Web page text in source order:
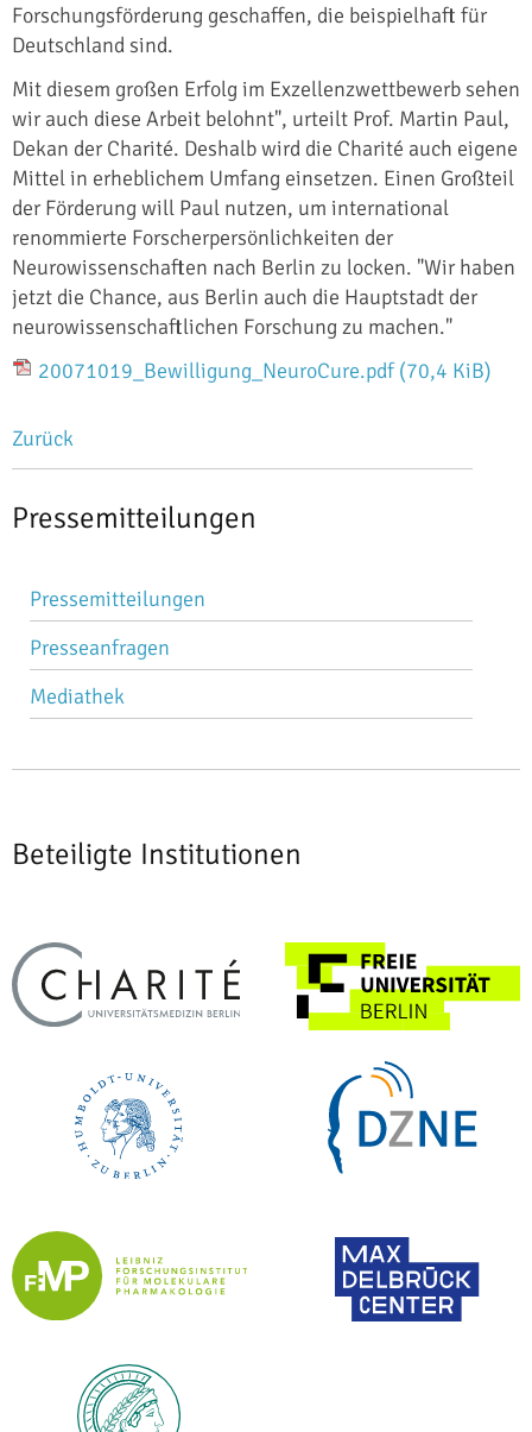
Forschungsförderung geschaffen, die beispielhaft für
Deutschland sind.
Mit diesem großen Erfolg im Exzellenzwettbewerb sehen
wir auch diese Arbeit belohnt", urteilt Prof. Martin Paul,
Dekan der Charité. Deshalb wird die Charité auch eigene
Mittel in erheblichem Umfang einsetzen. Einen Großteil
der Förderung will Paul nutzen, um international
renommierte Forscherpersönlichkeiten der
Neurowissenschaften nach Berlin zu locken. "Wir haben
jetzt die Chance, aus Berlin auch die Hauptstadt der
neurowissenschaftlichen Forschung zu machen."
20071019_Bewilligung_NeuroCure.pdf(70,4 KiB)
Zurück
Pressemitteilungen
Navigation
überspringen
Pressemitteilungen
Presseanfragen
Mediathek
Beteiligte Institutionen